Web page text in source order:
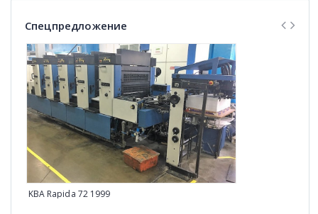
Спецпредложение
KBA Rapida 72 1999